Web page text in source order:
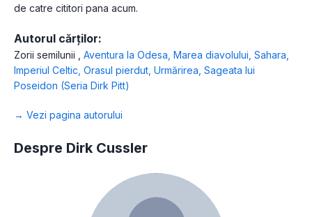
de catre cititori pana acum.
Autorul cărților:
Zorii semilunii Aventura la Odesa Marea diavolului Sahara
Imperiul Celtic Orasul pierdut Urmărirea Sageata lui
Poseidon (Seria Dirk Pitt)
→ Vezi pagina autorului
Despre Dirk Cussler